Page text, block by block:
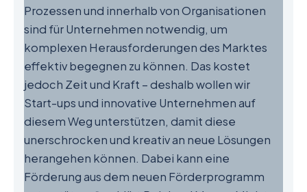
Prozessen und innerhalb von Organisationen
sind für Unternehmen notwendig, um
komplexen Herausforderungen des Marktes
effektiv begegnen zu können. Das kostet
jedoch Zeit und Kraft – deshalb wollen wir
Start-ups und innovative Unternehmen auf
diesem Weg unterstützen, damit diese
unerschrocken und kreativ an neue Lösungen
herangehen können. Dabei kann eine
Förderung aus dem neuen Förderprogramm